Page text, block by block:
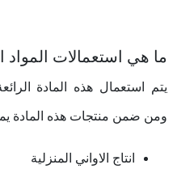
ما هي استعمالات المواد
يتم استعمال هذه المادة
ومن ضمن منتجات هذه المادة
انتاج الاواني المنزلية